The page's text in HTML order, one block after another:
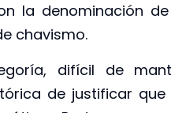
la denominación
chavismo.
difícil de
de justificar